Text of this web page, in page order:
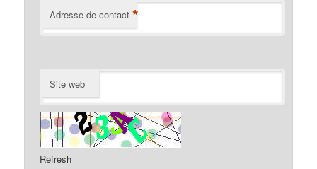
Adresse de contact *
Site web
Refresh